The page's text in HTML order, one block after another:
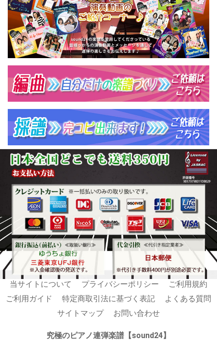
当サイトについて プライバシーポリシー
ご利用規約
ご利用ガイド
特定商取引法に基づく表記
よくある質問
サイトマップ
お問い合わせ
究極のピアノ連弾楽譜【sound24】